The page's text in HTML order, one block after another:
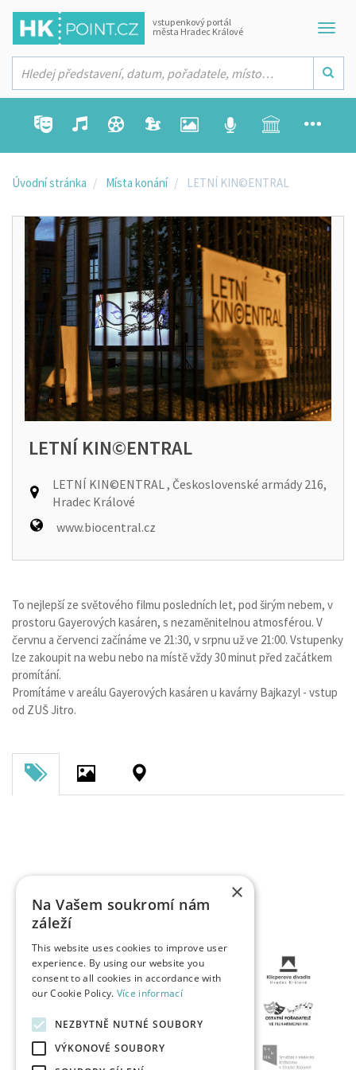
vstupenkový portál
města Hradec Králové
Úvodní stránka Místa konání LETNÍ KIN©ENTRAL
LETNÍ KIN©ENTRAL
LETNÍ KIN©ENTRAL , Československé armády 216,
Hradec Králové
www.biocentral.cz
To nejlepší ze světového filmu posledních let, pod širým nebem, v
prostoru Gayerových kasáren, s nezaměnitelnou atmosférou. V
červnu a červenci začínáme ve 21:30, v srpnu už ve 21:00. Vstupenky
lze zakoupit na webu nebo na místě vždy 30 minut před začátkem
promítání.
Promítáme v areálu Gayerových kasáren u kavárny Bajkazyl - vstup
od ZUŠ Jitro.
×
Na Vašem soukromí nám
záleží
This website uses cookies to improve user
experience. By using our website you
consent to all cookies in accordance with
our Cookie Policy. Více informací
NEZBYTNĚ NUTNÉ SOUBORY
VÝKONOVÉ SOUBORY